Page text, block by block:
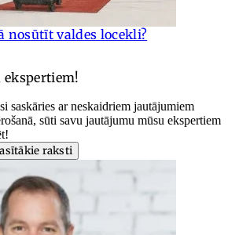
nosūtīt valdes locekli?
saskāries ar neskaidriem jautājumiem
sūti savu jautājumu mūsu ekspertiem
raksti